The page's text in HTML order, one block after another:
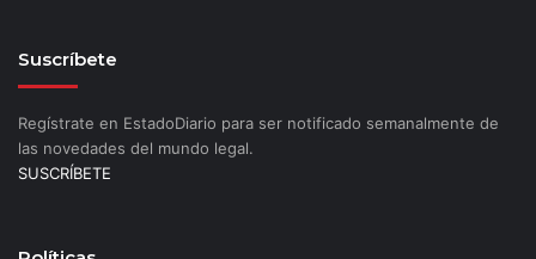
Suscríbete
Regístrate en EstadoDiario para ser notificado semanalmente de
las novedades del mundo legal.
SUSCRÍBETE